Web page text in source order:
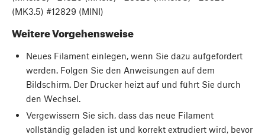
(MK3.5) #12829 (MINI)
Weitere Vorgehensweise
Neues Filament einlegen, wenn Sie dazu aufgefordert
werden. Folgen Sie den Anweisungen auf dem
Bildschirm. Der Drucker heizt auf und führt Sie durch
den Wechsel.
Vergewissern Sie sich, dass das neue Filament
vollständig geladen ist und korrekt extrudiert wird, bevor